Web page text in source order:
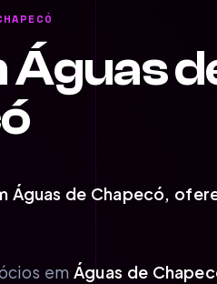
Águas
Águas de Chapecó,
emÁguas de